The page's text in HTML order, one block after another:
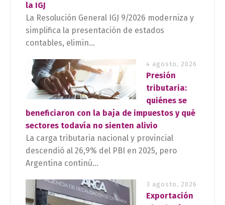
la IGJ
La Resolución General IGJ 9/2026 moderniza y
simplifica la presentación de estados
contables, elimin...
4 agosto, 2026
Presión
tributaria:
quiénes se
beneficiaron con la baja de impuestos y qué
sectores todavía no sienten alivio
La carga tributaria nacional y provincial
descendió al 26,9% del PBI en 2025, pero
Argentina continú...
3 agosto, 2026
Exportación